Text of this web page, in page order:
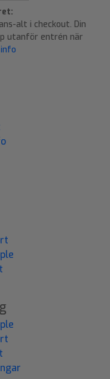
alt i checkout. Din
utanför entrén när